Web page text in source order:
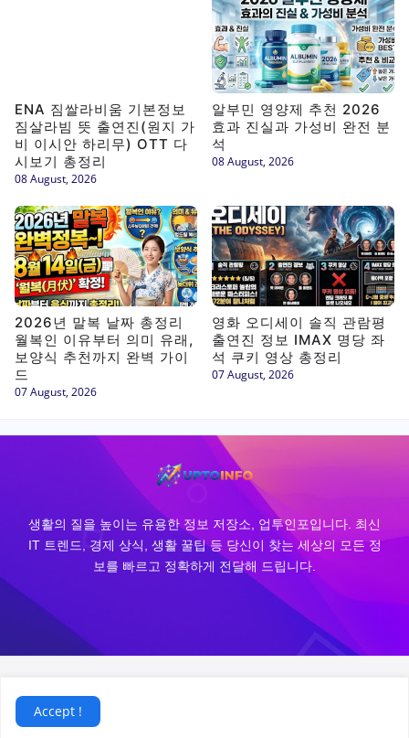
ENA 짐쌀라비움 기본정보
짐살라빔 뜻 출연진(원지 가
비 이시안 하리무) OTT 다
시보기 총정리
08 August, 2026
알부민 영양제 추천 2026
효과 진실과 가성비 완전 분
석
08 August, 2026
2026년 말복 날짜 총정리
월복인 이유부터 의미 유래,
보양식 추천까지 완벽 가이
드
07 August, 2026
영화 오디세이 솔직 관람평
출연진 정보 IMAX 명당 좌
석 쿠키 영상 총정리
07 August, 2026
생활의 질을 높이는 유용한 정보 저장소, 업투인포입니다. 최신
IT 트렌드, 경제 상식, 생활 꿀팁 등 당신이 찾는 세상의 모든 정
보를 빠르고 정확하게 전달해 드립니다.
Accept !